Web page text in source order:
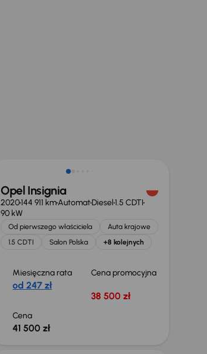
Opel Insignia
2020144 911 kmAutomatDiesel1.5 CDTI
90 kW
Od pierwszego właściciela
Auta krajowe
1.5 CDTI
Salon Polska +8 kolejnych
Miesięczna rata
od 247 zł
Cena promocyjna
38 500 zł
Cena
41 500 zł
Świeżo skupione